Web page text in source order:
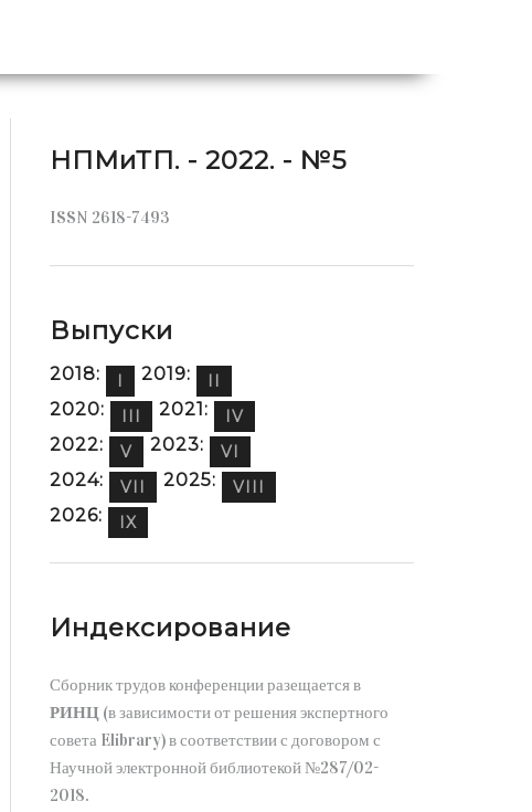
НПМиТП. - 2022. - №5
ISSN 2618-7493
Выпуски
2018: I 2019: II
2020: III 2021: IV
2022: V 2023: VI
2024: VII 2025: VIII
2026: IX
Индексирование
Сборник трудов конференции разещается в
РИНЦ(в зависимости от решения экспертного
совета Elibrary) в соответствии с договором с
Научной электронной библиотекой №287/02-
2018.